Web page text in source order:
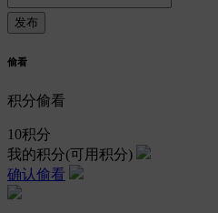
偷看
积分偷看
10积分
我的积分(可用积分)
确认偷看